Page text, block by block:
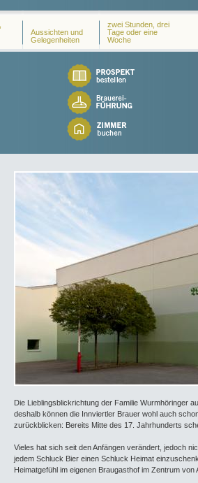
Aussichten und
Gelegenheiten
zwei Stunden, drei
Tage oder eine
Woche
Die Lieblingsblickrichtung der Familie Wurmhöringer
deshalb können die Innviertler Brauer wohl auch
zurückblicken: Bereits Mitte des 17. Jahrhunderts
Vieles hat sich seit den Anfängen verändert, jedoch
jedem Schluck Bier einen Schluck Heimat
Heimatgefühl im eigenen Braugasthof im Zentrum von